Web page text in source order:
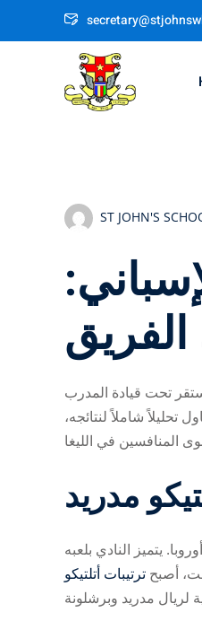
ST JOHN'S
تحت قيادة المدرب
تحليلاً شاملاً لنتائجه،
مدريد
وأوروبا. يتميز النادي بلعبه
أصبح ترتيبات أتلتيكو